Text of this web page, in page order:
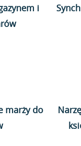
i
marży do